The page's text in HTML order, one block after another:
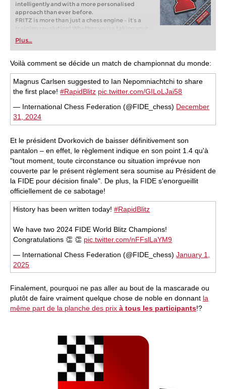
intelligently and with a more personalised
approach than ever before.
FRITZ is more than just a chess engine – it’s a
training revolution! Whether you’re taking your
first steps into the world of club chess, or already
playing at a tournament level: with FRITZ, you can
train more efficiently, intelligently and with a
more personalised approach than ever before.
UNDER TIME PRESSURE!
* STYLE SIMULATION AT THE HIGHEST LEVEL
EVEN MORE DIRECT.
Plus…
Voilà comment se décide un match de championnat du monde:
Magnus Carlsen suggested to Ian Nepomniachtchi to share
the first place!#RapidBlitz pic.twitter.com/GILoLJai58
— International Chess Federation (@FIDE_chess) December
31, 2024
Et le président Dvorkovich de baisser définitivement son
pantalon – en effet, le règlement indique en son point 1.4 qu'à
"tout moment, toute circonstance ou situation imprévue non
couverte par le présent règlement sera soumise au Président de
la FIDE pour décision finale". De plus, la FIDE s'enorgueillit
officiellement de ce sabotage!
History has been written today!#RapidBlitz
We have two 2024 FIDE World Blitz Champions!
Congratulations 👏 👏 pic.twitter.com/nFFslLaYM9
— International Chess Federation (@FIDE_chess)January 1,
2025
Finalement, pourquoi ne pas aller au bout de la mascarade ou
plutôt de faire vraiment quelque chose de noble en donnant la
même part de la planche des prix à tous les participants!?